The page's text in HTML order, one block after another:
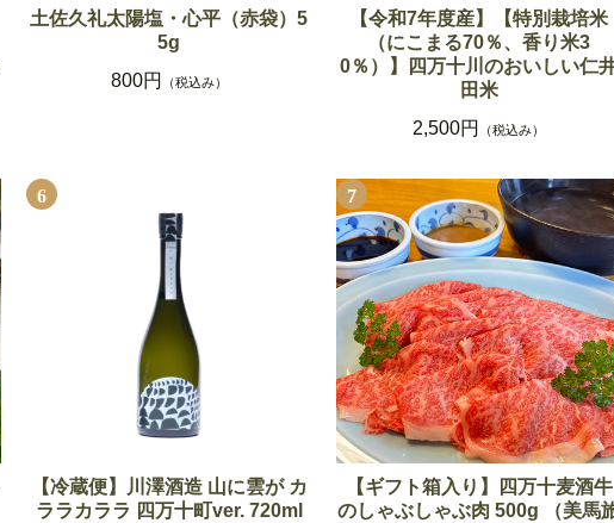
土佐久礼太陽塩・心平（赤袋）5
5g
800円
（税込み）
【令和7年度産】【特別栽培米
（にこまる70％、香り米3
0％）】四万十川のおいしい仁
田米
2,500円
（税込み）
6
【冷蔵便】川澤酒造 山に雲が カ
ララカララ 四万十町ver. 720ml
7
【ギフト箱入り】四万十麦酒牛
のしゃぶしゃぶ肉 500g （美馬